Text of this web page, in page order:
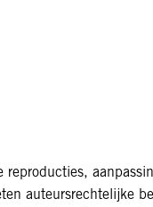
auteursrechtelijke